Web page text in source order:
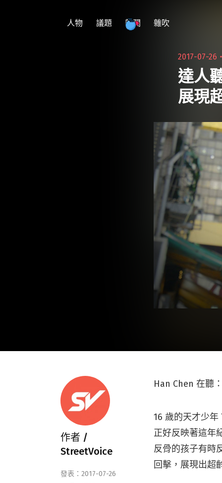
人物 議題 新聞 雜吹
2017-07-26
達人
展現
Han Chen 在聽
16 歲的天才少
正好反映著這年
反骨的孩子有時
回擊，展現出超
作者 /
StreetVoice
發表：2017-07-26